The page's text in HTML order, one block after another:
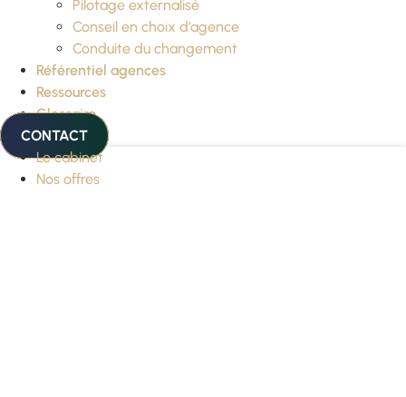
Pilotage externalisé
Conseil en choix d’agence
Conduite du changement
Référentiel agences
Ressources
Glossaire
CONTACT
Le cabinet
Nos offres